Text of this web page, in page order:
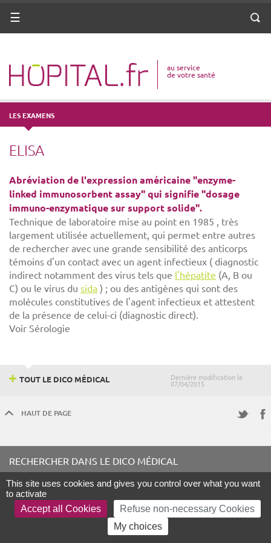
ANNUAIRE
VOTRE SANTÉ
DROITS & DÉMARCHES
MISSIONS
MÉTIERS
Menu
au service
de votre santé
LES EXAMENS
ELISA
Abréviation de l'expression américaine "enzyme-
linked immunosorbent assay" qui signifie "dosage
immuno-enzymatique sur support solide".
Technique de laboratoire mise au point en 1985 , très
largement utilisée actuellement, qui permet entre autres
de rechercher avec une grande sensibilité des anticorps
témoins d'un contact avec un agent infectieux ( diagnostic
indirect notamment des virus tels que l'hépatite (A, B ou
C) ou le virus du sida ) ; ou des antigènes qui sont des
molécules constitutives de l'agent infectieux et attestent
de la présence de celui-ci (diagnostic direct).
Voir Sérologie
Dernière modification le
07/04/2015
TOUT LE DICO MÉDICAL
HAUT DE PAGE
RECHERCHER DANS LE DICO MÉDICAL
Terme à rechercher
This site uses cookies and gives you control over what you want
to activate
Accept all Cookies
Refuse non-necessary Cookies
My choices